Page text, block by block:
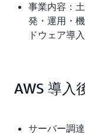
事業内容：
発・運用・
ドウェア導
AWS 導入
サーバー調